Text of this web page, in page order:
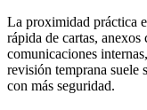
La proximidad práctica
rápida de cartas,
comunicaciones
revisión temprana suele
con más seguridad.